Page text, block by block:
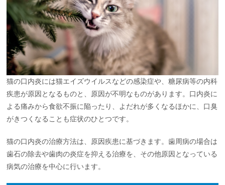
猫の口内炎には猫エイズウイルスなどの感染症や、糖尿病等の内科
疾患が原因となるものと、原因が不明なものがあります。口内炎に
よる痛みから食欲不振に陥ったり、よだれが多くなるほかに、口臭
がきつくなることも症状のひとつです。
猫の口内炎の治療方法は、原因疾患に基づきます。歯周病の場合は
歯石の除去や歯肉の炎症を抑える治療を、その他原因となっている
病気の治療を中心に行います。